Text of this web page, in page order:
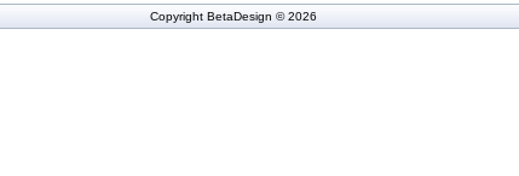
Copyright BetaDesign © 2026